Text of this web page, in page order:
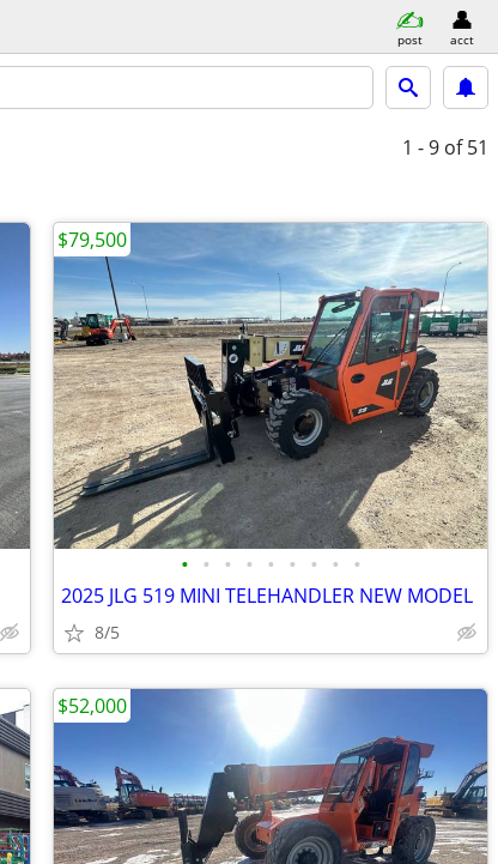
post acct
1 - 9 of 51
• • • • • • • • •
2025 JLG 519 MINI TELEHANDLER NEW MODEL
8/5
$79,500
$52,000